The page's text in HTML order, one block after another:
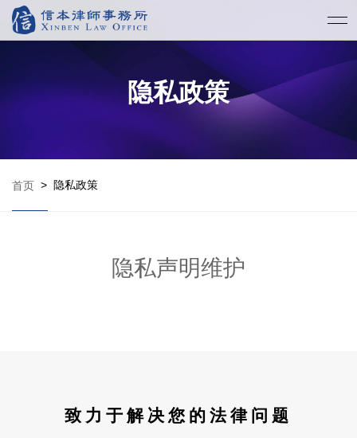
隐私政策
首页 > 隐私政策
隐私声明维护
致力于解决您的法律问题